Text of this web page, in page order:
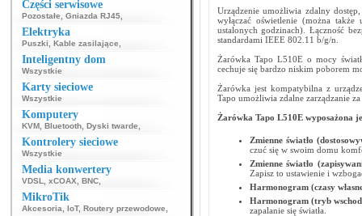
Części serwisowe
Pozostałe Gniazda RJ45
Elektryka
Puszki Kable zasilające
Inteligentny dom
Wszystkie
Karty sieciowe
Wszystkie
Komputery
KVM Bluetooth Dyski twarde
Kontrolery sieciowe
Wszystkie
Media konwertery
VDSL xCOAX BNC
MikroTik
Akcesoria IoT, Routery przewodowe
Urządzenie umożliwia zdalny
wyłączać oświetlenie (można także
ustalonych godzinach). Łączność
standardami IEEE 802.11 b/g/n.
Żarówka Tapo L510E o mocy
cechuje się bardzo niskim poborem
Żarówka jest kompatybilna z
Tapo umożliwia zdalne zarządzanie
Żarówka Tapo L510E wyposażona
Zmienne światło
czuć się w swoim domu
Zmienne światło
Zapisz to ustawienie i
Harmonogram (czasy
Harmonogram (tryb
zapalanie się światła.